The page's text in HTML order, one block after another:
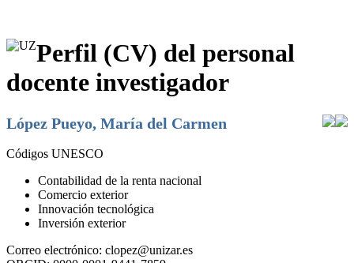
Perfil (CV) del personal
docente investigador
López Pueyo, María del Carmen
Códigos UNESCO
Contabilidad de la renta nacional
Comercio exterior
Innovación tecnológica
Inversión exterior
Correo electrónico: clopez@unizar.es